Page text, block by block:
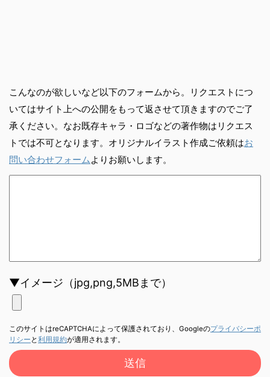
こんなのが欲しいなど以下のフォームから。リクエストにつ
いてはサイト上への公開をもって返させて頂きますのでご了
承ください。なお既存キャラ・ロゴなどの著作物はリクエス
トでは不可となります。オリジナルイラスト作成ご依頼はお
問い合わせフォーム よりお願いします。
▼イメージ（jpg,png,5MBまで）
このサイトはreCAPTCHAによって保護されており、Googleのプライバシーポ
リシー と利用規約が適用されます。